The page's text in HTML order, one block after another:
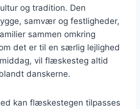
og tradition. Den
samvær og festligheder,
sammen omkring
det er til en særlig lejlighed
vil flæskesteg altid
danskerne.
kan flæskestegen tilpasses